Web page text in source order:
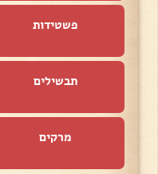
פשטידות
תבשילים
מרקים